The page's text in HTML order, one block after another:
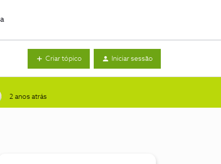
Criar tópico Iniciar sessão
2 anos atrás